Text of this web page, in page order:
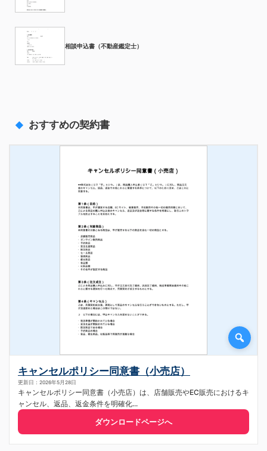
相談申込書（不動産鑑定士）
おすすめの契約書
キャンセルポリシー同意書（小売店）
更新日：2026年5月28日
キャンセルポリシー同意書（小売店）は、店舗販売やEC販売におけるキ
ャンセル、返品、返金条件を明確化...
ダウンロードページへ